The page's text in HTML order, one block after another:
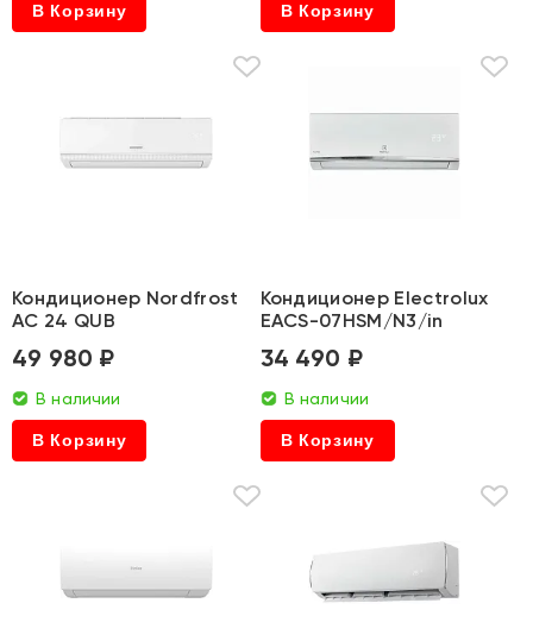
В Корзину В Корзину
Кондиционер Nordfrost
AC 24 QUB
49 980 ₽
В наличии
В Корзину
Кондиционер Electrolux
EACS-07HSM/N3/in
34 490 ₽
В наличии
В Корзину